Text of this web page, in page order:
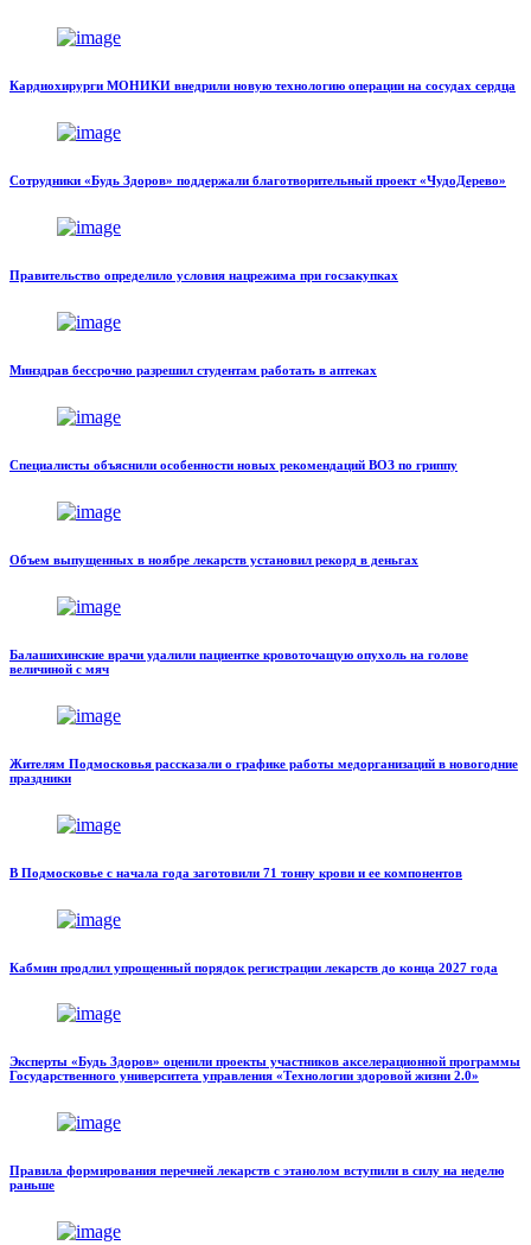
Кардиохирурги МОНИКИ внедрили новую технологию операции на сосудах сердца
Сотрудники «Будь Здоров» поддержали благотворительный проект «ЧудоДерево»
Правительство определило условия нацрежима при госзакупках
Минздрав бессрочно разрешил студентам работать в аптеках
Специалисты объяснили особенности новых рекомендаций ВОЗ по гриппу
Объем выпущенных в ноябре лекарств установил рекорд в деньгах
Балашихинские врачи удалили пациентке кровоточащую опухоль на голове
величиной с мяч
Жителям Подмосковья рассказали о графике работы медорганизаций в новогодние
праздники
В Подмосковье с начала года заготовили 71 тонну крови и ее компонентов
Кабмин продлил упрощенный порядок регистрации лекарств до конца 2027 года
Эксперты «Будь Здоров» оценили проекты участников акселерационной программы
Государственного университета управления «Технологии здоровой жизни 2.0»
Правила формирования перечней лекарств с этанолом вступили в силу на неделю
раньше